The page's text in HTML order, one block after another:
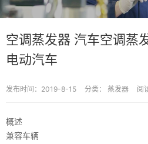
空调蒸发器 汽车空调蒸
电动汽车
发布时间：2019-8-15 分类： 蒸发器 阅
概述
兼容车辆